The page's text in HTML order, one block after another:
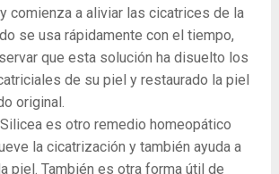
comienza a aliviar las cicatrices de la
se usa rápidamente con el tiempo,
que esta solución ha disuelto los
de su piel y restaurado la piel
original.
Silicea es otro remedio homeopático
la cicatrización y también ayuda a
piel. También es otra forma útil de